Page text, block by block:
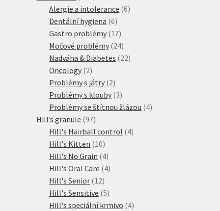
produktů
Alergie a intolerance 66
Dentální hygiena 66
produktů
Gastro problémy 1717
produktů
Močové problémy 2424
produktů
Nadváha & Diabetes 2222
Oncology 22
produkty
Problémy s játry 22
produkty
Problémy s klouby 33
produkty
Problémy se štítnou žlázou 44
Hill’s granule 9797
produktů
Hill's Hairball control 44
Hill's Kitten 1010
produktů
Hill's No Grain 44
produkty
Hill's Oral Care 44
Hill's Senior 1212
produktů
Hill's Sensitive 55
produktů
Hill's speciální krmivo 44